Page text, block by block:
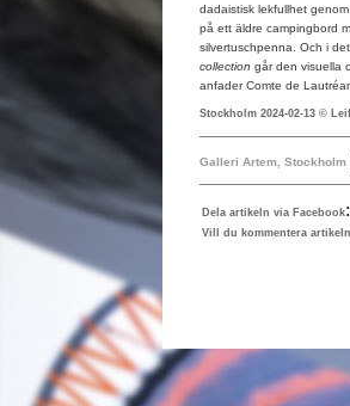
dadaistisk lekfullhet
på ett äldre campingbord
silvertuschpenna. Och i
collection går den visuella
anfader Comte de
Stockholm 2024-02-13 ©
Galleri Artem, Stockholm
Dela artikeln via Facebook:
Vill du kommentera